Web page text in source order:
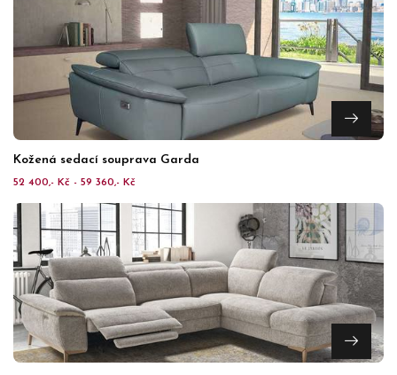
Kožená sedací souprava Garda
52 400,- Kč - 59 360,- Kč